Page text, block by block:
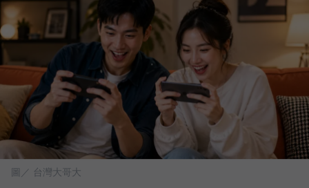
圖／ 台灣大哥大